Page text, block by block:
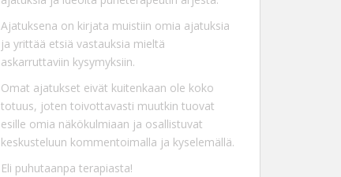
Ajatuksena on kirjata muistiin omia ajatuksia
ja yrittää etsiä vastauksia mieltä
askarruttaviin kysymyksiin.
Omat ajatukset eivät kuitenkaan ole koko
totuus, joten toivottavasti muutkin tuovat
esille omia näkökulmiaan ja osallistuvat
keskusteluun kommentoimalla ja kyselemällä.
Eli puhutaanpa terapiasta!